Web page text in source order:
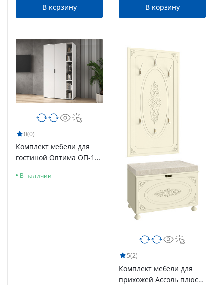
В корзину
В корзину
0(0)
Комплект мебели для
гостиной Оптима ОП-119
меренга
В наличии
5(2)
Комплект мебели для
прихожей Ассоль плюс